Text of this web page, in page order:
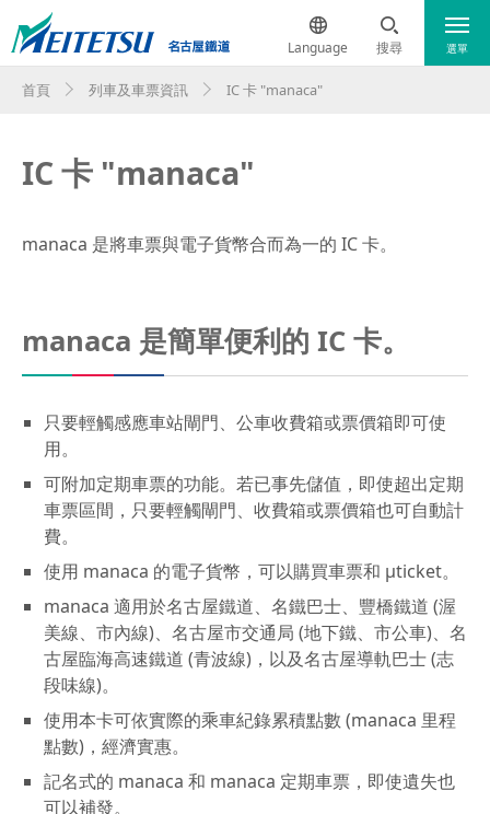
Language 搜尋
列車當前運行狀態
機場交通
列車及車票資訊
路線圖
無障礙設施資訊
特別車廂介紹
車票資訊
特別車票 (μticket)
如何購買車票
IC 卡 "manaca"
優惠乘車劵
Tap to Ride
English
ภาษาไทย
選單
首頁 列車及車票資訊 IC 卡 "manaca"
IC 卡 "manaca"
manaca 是將車票與電子貨幣合而為一的 IC 卡。
manaca 是簡單便利的 IC 卡。
只要輕觸感應車站閘門、公車收費箱或票價箱即可使
用。
可附加定期車票的功能。若已事先儲值，即使超出定期
車票區間，只要輕觸閘門、收費箱或票價箱也可自動計
費。
使用 manaca 的電子貨幣，可以購買車票和 μticket。
manaca 適用於名古屋鐵道、名鐵巴士、豐橋鐵道 (渥
美線、市內線)、名古屋市交通局 (地下鐵、市公車)、名
古屋臨海高速鐵道 (青波線)，以及名古屋導軌巴士 (志
段味線)。
使用本卡可依實際的乘車紀錄累積點數 (manaca 里程
點數)，經濟實惠。
記名式的 manaca 和 manaca 定期車票，即使遺失也
可以補發。